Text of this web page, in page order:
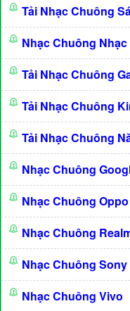
Tải Nhạc Chuông
Nhạc Chuông
Tải Nhạc Chuông
Tải Nhạc Chuông
Tải Nhạc Chuông
Nhạc Chuông
Nhạc Chuông Oppo
Nhạc Chuông
Nhạc Chuông Sony
Nhạc Chuông Vivo